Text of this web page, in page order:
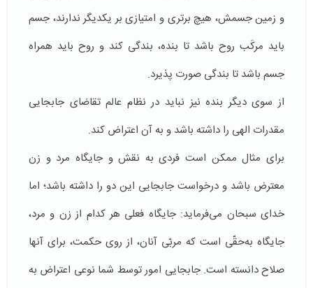
و زمین جسمش، هیچ برتری و امتیازی بر یكدیگر ندارند، جسم
باید مركَب روح باشد تا بنده، بندگی كند و روح باید همراه
جسم باشد تا بندگی صورت پذیرد.
از سوی دیگر بنده نیز نباید در نظام عالم تقاضای جابجایی
مقدرات الهی را داشته باشد و به آن اعتراض كند.
برای مثال ممکن است فردی به نقش و جایگاه مرد و زن
معترض باشد و درخواست جابجایی این دو را داشته باشد؛ اما
خدای سبحان می‌فرماید: جایگاه فعلی هر کدام از زن و مرد،
جایگاه به‌حقّی است که مربّی آنان، از روی حکمت، برای آنها
صلاح دانسته است. جابجایی امور توسط شما نوعی اعتراض به